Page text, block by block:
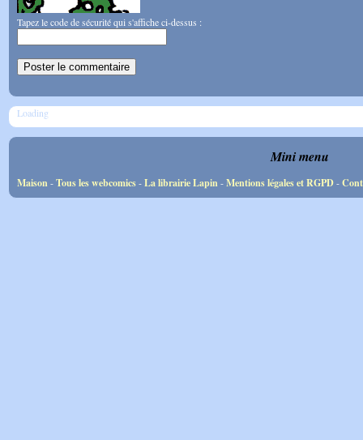
Tapez le code de sécurité qui s'affiche ci-dessus :
Loading
Mini menu
Maison-Tous les webcomics-La librairie Lapin-Mentions légales et RGPD-